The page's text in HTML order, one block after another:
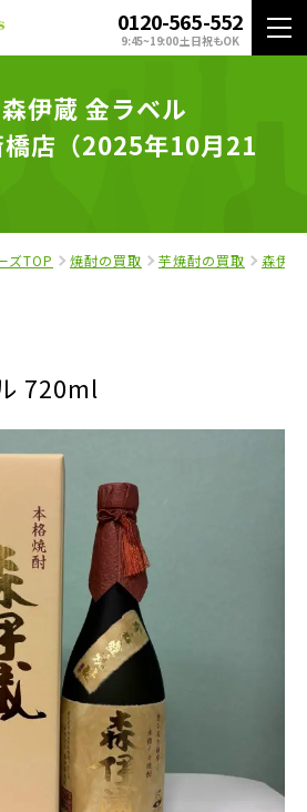
0120-565-552
9:45~19:00 土日祝もOK
伊蔵 金ラベル
店（2025年10月21
ズTOP 焼酎の買取 芋焼酎の買取 森伊
720ml